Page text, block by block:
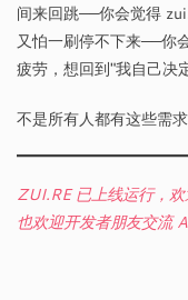
间来回跳——你会觉得
又怕一刷停不下来——你
疲劳，想回到"我自己决
不是所有人都有这些需
ZUI.RE 已上线运行，
也欢迎开发者朋友交流